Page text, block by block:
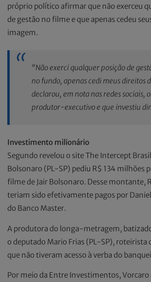
próprio político afirmar que não exerceu
de gestão no filme e que apenas cedeu
imagem.
“Não exerci qualquer posição de
no fundo, apenas cedi meus direitos
declarou, em nota nas redes sociais,
produtor-executivo e que investiu
Investimento milionário
Segundo revelou o site The Intercept
Bolsonaro (PL-SP) pediu R$ 134 milhões
filme de Jair Bolsonaro. Desse montante,
teriam sido efetivamente pagos por
do Banco Master.
A produtora do longa-metragem,
o deputado Mario Frias (PL-SP), roteirista
que não tiveram acesso à verba do
Por meio da Entre Investimentos, Vorcaro